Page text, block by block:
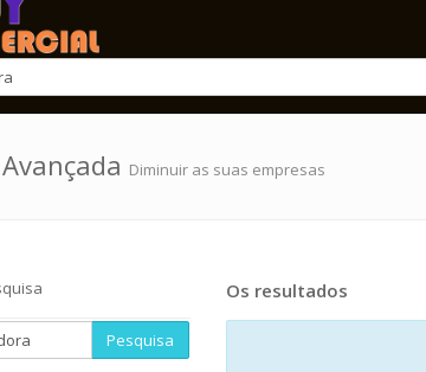
Diminuir as suas empresas
Pesquisa
Os resultados